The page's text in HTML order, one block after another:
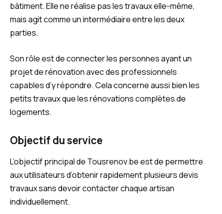
bâtiment. Elle ne réalise pas les travaux elle-même,
mais agit comme un intermédiaire entre les deux
parties.
Son rôle est de connecter les personnes ayant un
projet de rénovation avec des professionnels
capables d’y répondre. Cela concerne aussi bien les
petits travaux que les rénovations complètes de
logements.
Objectif du service
L’objectif principal de Tousrenov.be est de permettre
aux utilisateurs d’obtenir rapidement plusieurs devis
travaux sans devoir contacter chaque artisan
individuellement.